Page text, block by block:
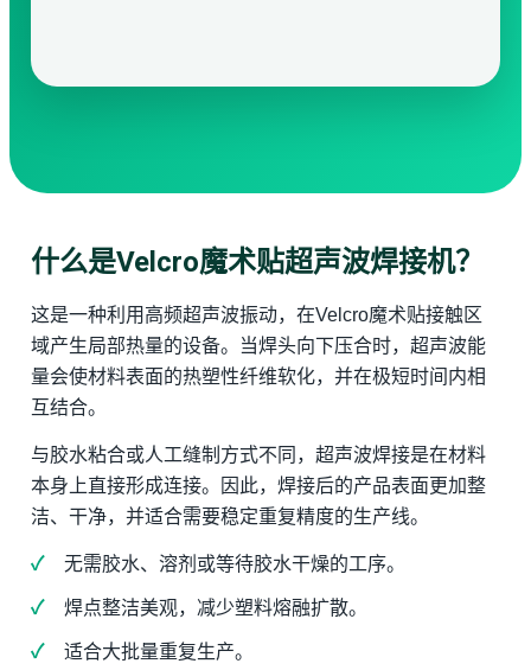
什么是Velcro魔术贴超声波焊接机？
这是一种利用高频超声波振动，在Velcro魔术贴接触区
域产生局部热量的设备。当焊头向下压合时，超声波能
量会使材料表面的热塑性纤维软化，并在极短时间内相
互结合。
与胶水粘合或人工缝制方式不同，超声波焊接是在材料
本身上直接形成连接。因此，焊接后的产品表面更加整
洁、干净，并适合需要稳定重复精度的生产线。
无需胶水、溶剂或等待胶水干燥的工序。
焊点整洁美观，减少塑料熔融扩散。
适合大批量重复生产。